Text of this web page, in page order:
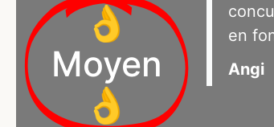
👌
Moyen
👌
en
Angi